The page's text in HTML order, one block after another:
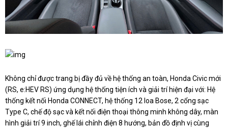
Không chỉ được trang bị đầy đủ về hệ thống an toàn, Honda Civic mới
(RS, e:HEV RS) ứng dụng hệ thống tiện ích và giải trí hiện đại với: Hệ
thống kết nối Honda CONNECT, hệ thống 12 loa Bose, 2 cổng sạc
Type C, chế độ sạc và kết nối điện thoại thông minh không dây, màn
hình giải trí 9 inch, ghế lái chỉnh điện 8 hướng, bản đồ định vị cùng